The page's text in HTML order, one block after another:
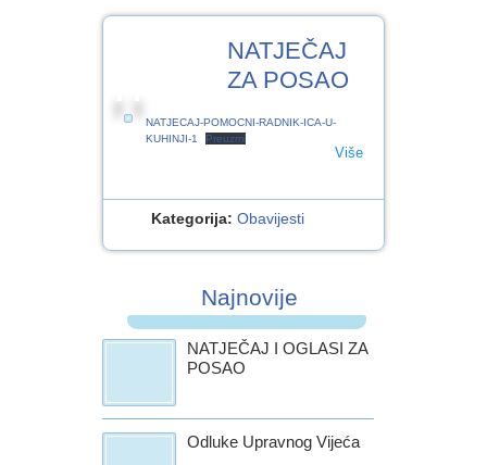
NATJEČAJ
ZA POSAO
NATJECAJ-POMOCNI-RADNIK-ICA-U-
KUHINJI-1
Preuzmi
Više
Kategorija: Obavijesti
Najnovije
NATJEČAJ I OGLASI ZA
POSAO
Odluke Upravnog Vijeća